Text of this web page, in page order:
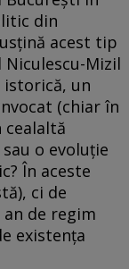
din
acest tip
Mizil
istorică, un
(chiar în
o evoluţie
În aceste
ci de
de regim
existenţa